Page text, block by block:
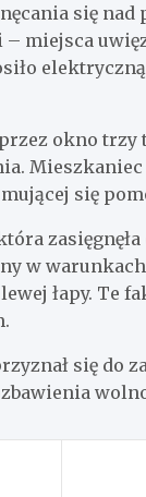
się
miejsca
okno
Mieszkaniec
się
w
łapy. Te
się do